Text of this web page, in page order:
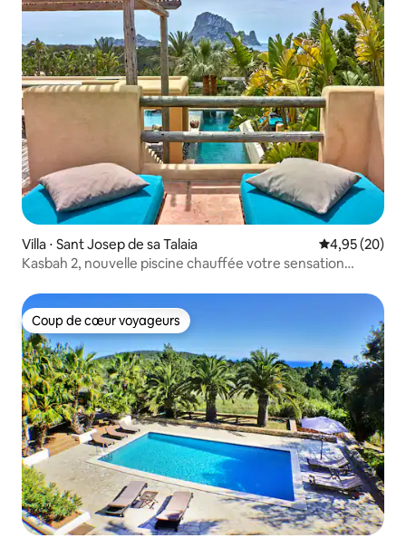
Villa ⋅ Sant Josep de sa Talaia Évaluation
4,95 (20)
Kasbah 2, nouvelle piscine chauffée votre sensation
Coup de cœur voyageurs
Coup de cœur voyageurs